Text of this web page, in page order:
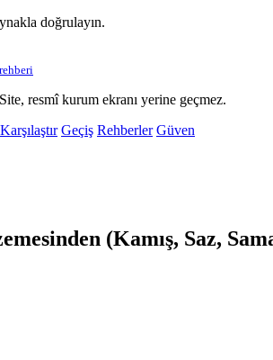
doğrulayın.
resmî kurum ekranı yerine geçmez.
Karşılaştır Geçiş Rehberler Güven
(Kamış, Saz,